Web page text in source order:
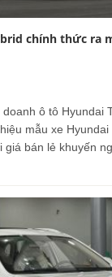
chính thức ra
ô tô Hyundai
mẫu xe
bán lẻ khuyến